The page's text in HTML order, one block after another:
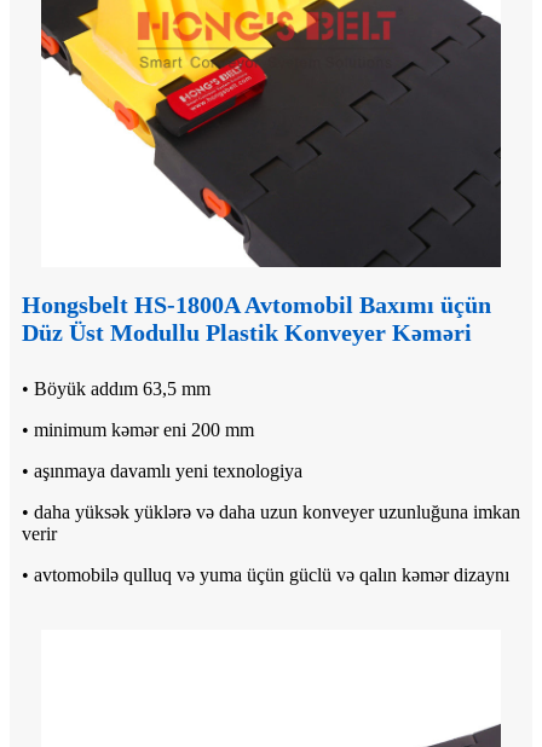
Hongsbelt HS-1800A Avtomobil Baxımı üçün
Düz Üst Modullu Plastik Konveyer Kəməri
• Böyük addım 63,5 mm
• minimum kəmər eni 200 mm
• aşınmaya davamlı yeni texnologiya
• daha yüksək yüklərə və daha uzun konveyer uzunluğuna imkan
verir
• avtomobilə qulluq və yuma üçün güclü və qalın kəmər dizaynı